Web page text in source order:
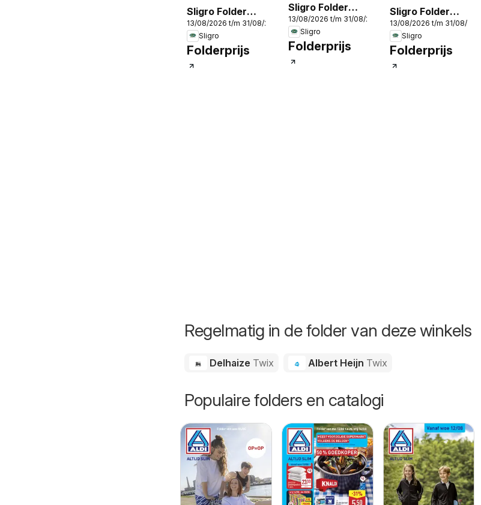
Sligro Folder
Wijn
13/08/2026 t/m 31/08/2026
Sligro
Folderprijs
Sligro Folder
Food
13/08/2026 t/m 31/08/2026
Sligro
Folderprijs
Sligro Folder
Food
13/08/2026 t/m 31/08/2026
Sligro
Folderprijs
Regelmatig in de folder van deze winkels
Delhaize Twix Albert Heijn Twix
Populaire folders en catalogi